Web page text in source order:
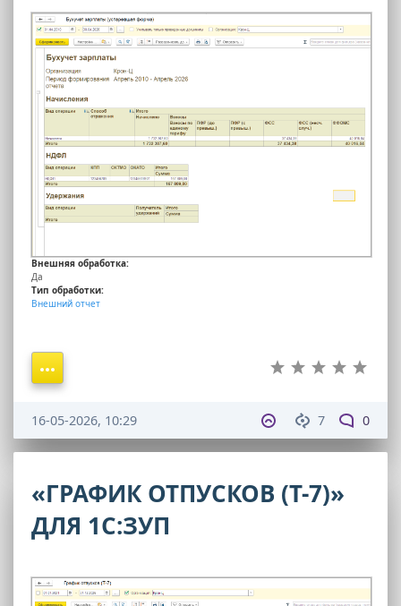
Внешняя обработка:
Да
Тип обработки:
Внешний отчет
7 0
16-05-2026, 10:29
«ГРАФИК ОТПУСКОВ (Т-7)»
ДЛЯ 1С:ЗУП